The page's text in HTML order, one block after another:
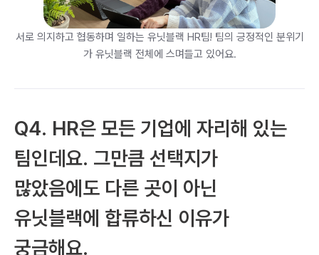
서로 의지하고 협동하며 일하는 유닛블랙 HR팀! 팀의 긍정적인 분위기
가 유닛블랙 전체에 스며들고 있어요.
Q4. HR은 모든 기업에 자리해 있는
팀인데요. 그만큼 선택지가
많았음에도 다른 곳이 아닌
유닛블랙에 합류하신 이유가
궁금해요.